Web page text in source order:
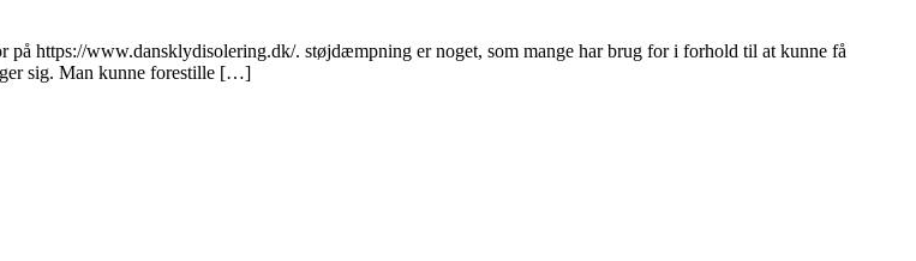
https://www.dansklydisolering.dk/. støjdæmpning er noget, som mange har brug for i forhold til at kunne få
sig. Man kunne forestille […]